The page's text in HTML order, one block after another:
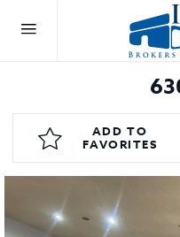
ADD TO
FAVORITES